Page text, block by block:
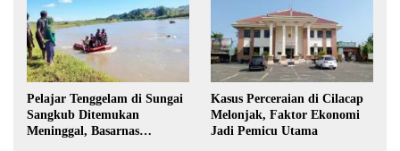
Pelajar Tenggelam di Sungai
Sangkub Ditemukan
Meninggal, Basarnas
Kasus Perceraian di Cilacap
Melonjak, Faktor Ekonomi
Jadi Pemicu Utama